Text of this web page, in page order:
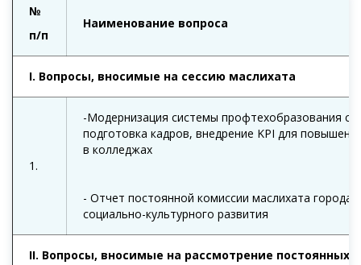
№
п/п
Наименование вопроса
I. Вопросы, вносимые на сессию маслихата
1.
-Модернизация системы профтехобразования
подготовка кадров, внедрение KPI для
в колледжах
- Отчет постоянной комиссии маслихата города
социально-культурного развития
II. Вопросы, вносимые на рассмотрение постоянных